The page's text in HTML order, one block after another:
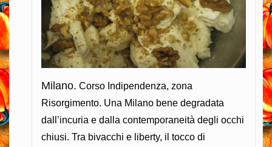
Milano. Corso Indipendenza, zona
Risorgimento. Una Milano bene degradata
dall’incuria e dalla contemporaneità degli occhi
chiusi. Tra bivacchi e liberty, il tocco di